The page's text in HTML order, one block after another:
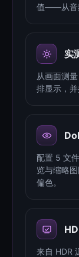
值——从音
实
从画面测
排显示，并
配置 5 文
览与缩略
偏色。
来自 HDR